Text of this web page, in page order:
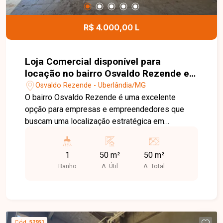
R$ 4.000,00 L
Loja Comercial disponível para
locação no bairro Osvaldo Rezende em
Uberlândia-MG
Osvaldo Rezende - Uberlândia/MG
O bairro Osvaldo Rezende é uma excelente
opção para empresas e empreendedores que
buscam uma localização estratégica em
principais avenidas da cidade, a região possui
intenso fluxo de pessoas, ampla oferta de
comércios e serviços, além de estar próxima ao
composta por amplo espaço interno e 1 banheiro.
1
Banho
50 m²
A. Útil
50 m²
A. Total